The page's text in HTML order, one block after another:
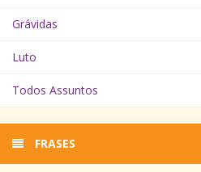
Grávidas
Luto
Todos Assuntos
FRASES